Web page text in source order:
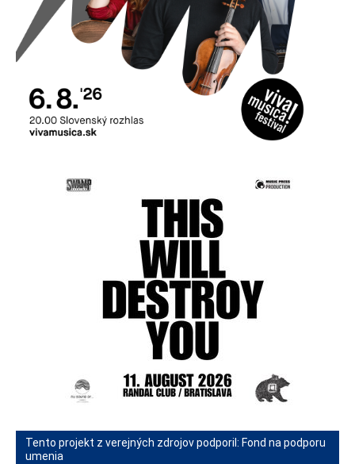
Tento projekt z verejných zdrojov podporil: Fond na podporu
umenia